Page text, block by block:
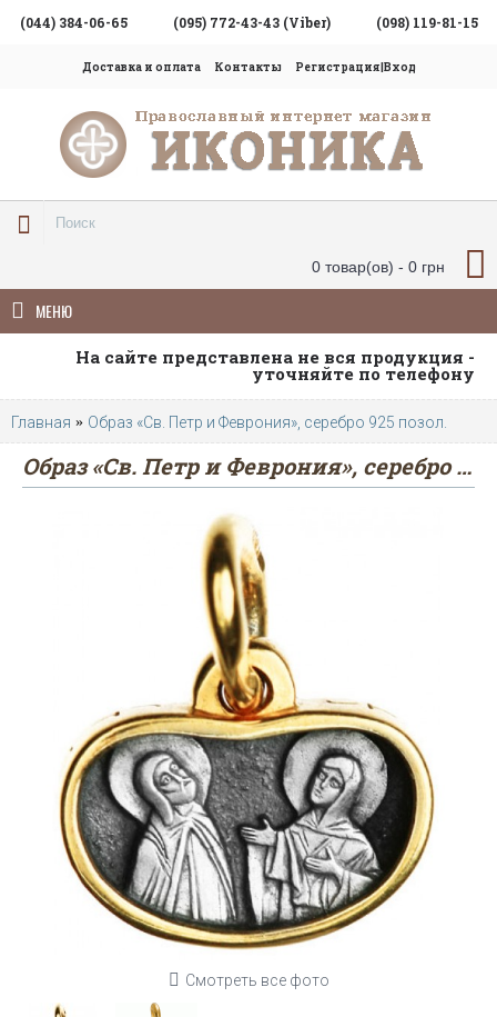
(044) 384-06-65 (095) 772-43-43 (Viber) (098) 119-81-15
Доставка и оплата Контакты Регистрация|Вход
0 товар(ов) - 0 грн
МЕНЮ
На сайте представлена не вся продукция -
уточняйте по телефону
Главная Образ «Св. Петр и Феврония», серебро 925 позол.
Образ «Св. Петр и Феврония», серебро 925 позол.
Смотреть все фото